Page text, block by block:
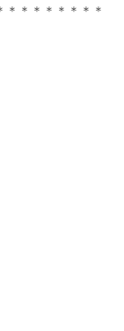
＊＊＊＊＊＊＊＊